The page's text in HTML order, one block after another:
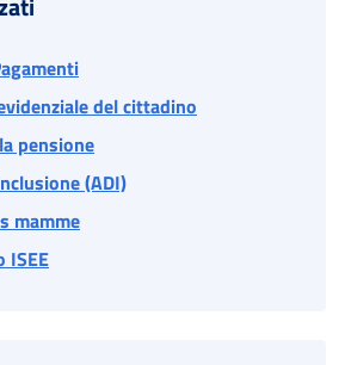
del cittadino
pensione
(ADI)
mamme
ISEE